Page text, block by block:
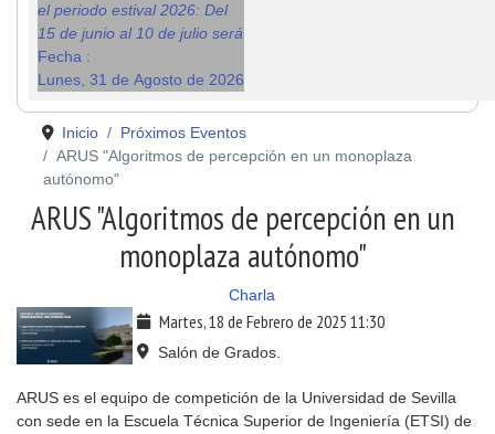
el periodo estival 2026: Del
15 de junio al 10 de julio será
Fecha :
Lunes, 31 de Agosto de 2026
Inicio
Próximos Eventos
ARUS "Algoritmos de percepción en un monoplaza
autónomo"
ARUS "Algoritmos de percepción en un
monoplaza autónomo"
Charla
Martes, 18 de Febrero de 2025 11:30
Salón de Grados.
ARUS es el equipo de competición de la Universidad de Sevilla
con sede en la Escuela Técnica Superior de Ingeniería (ETSI) de